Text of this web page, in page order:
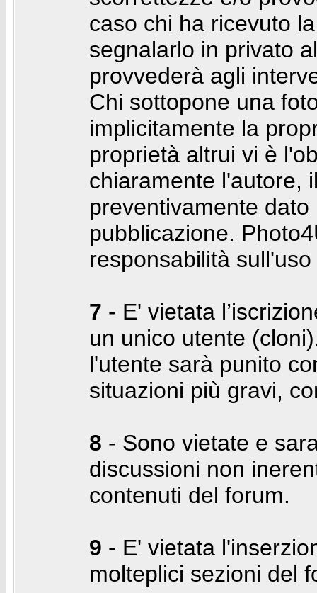
caso chi ha ricevuto
segnalarlo in privato
provvederà agli
Chi sottopone una
implicitamente la
proprietà altrui vi è
chiaramente l'autore,
preventivamente
pubblicazione.
responsabilità
7 - E' vietata
un unico utente
l'utente sarà punito
situazioni più gravi,
8 - Sono vietate e
discussioni non
contenuti del forum.
9 - E' vietata
molteplici sezioni del